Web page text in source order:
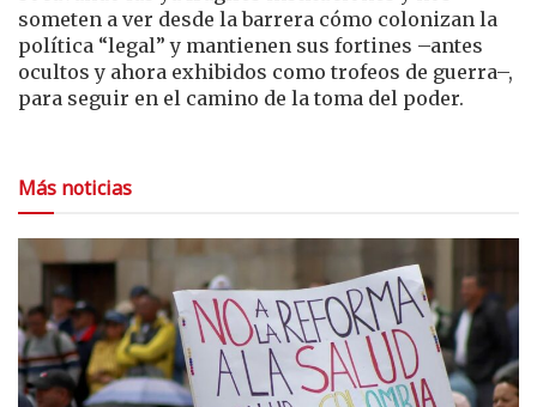
someten a ver desde la barrera cómo colonizan la
política “legal” y mantienen sus fortines –antes
ocultos y ahora exhibidos como trofeos de guerra–,
para seguir en el camino de la toma del poder.
Más noticias